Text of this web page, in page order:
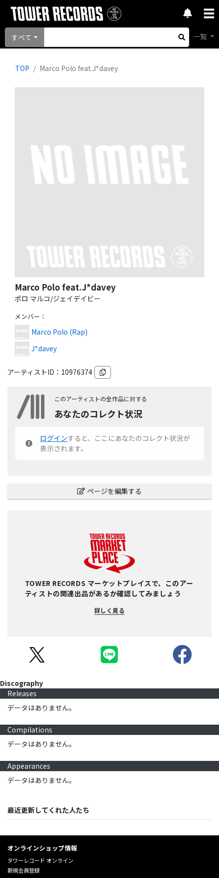
すべて 一覧
TOP Marco Polo feat.J*davey
Marco Polo feat.J*davey
ポロ マルコ/ジェイデイビー
メンバー ：
Marco Polo (Rap)
J*davey
アーティストID： 10976374
このアーティストの全作品に対する
あなたのコレクト状況
ログインすると、ここにあなたのコレクト状況が
表示されます。
ページを編集する
TOWER RECORDS マーケットプレイスで、このアー
ティストの関連出品があるか確認してみましょう
詳しく見る
Discography
Releases
データはありません。
Compilations
データはありません。
Appearances
データはありません。
最近更新してくれた人たち
オンラインショップ情報
タワーレコード オンライン
新規会員登録